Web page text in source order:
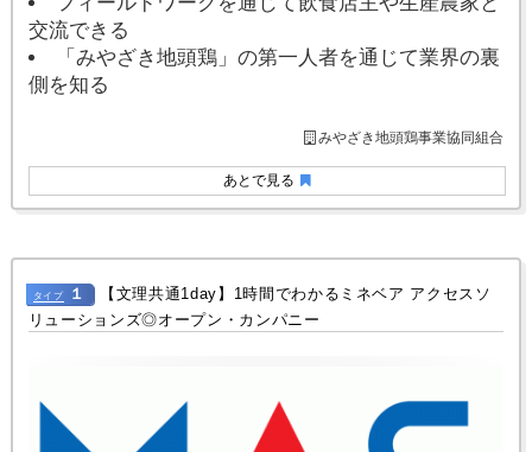
あとで見る
交流できる
「みやざき地頭鶏」の第一人者を通じて業界の裏
側を知る
みやざき地頭鶏事業協同組合
タイプ １
【文理共通1day】1時間でわかるミネベア アクセスソ
リューションズ◎オープン・カンパニー